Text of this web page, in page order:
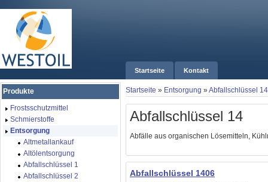
Startseite Kontakt
Startseite » Entsorgung »Abfallschlüssel 14
Abfallschlüssel 14
Abfälle aus organischen Lösemitteln,
Abfallschlüssel 1406
Produkte
Frostsschutzmittel
Schmierstoffe
Entsorgung
Altmetallankauf
Altölentsorgung
Abfallschlüssel 1
Abfallschlüssel 2